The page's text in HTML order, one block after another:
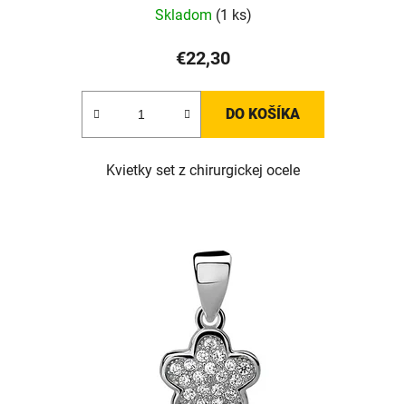
Skladom (1 ks)
€22,30
DO KOŠÍKA
Kvietky set z chirurgickej ocele